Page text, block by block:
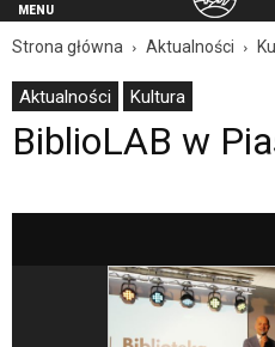
Gminy
Piaseczno".
Strona
jest
wyposażona
skiplinks
przechodzić
MENU
Strona główna Aktualności
Aktualności Kultura
BiblioLAB w